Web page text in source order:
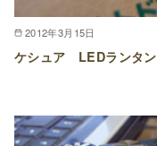
2012年3月15日
ケシュア LEDランタン